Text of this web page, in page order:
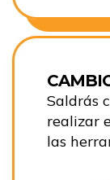
Saldrás
realizar
las